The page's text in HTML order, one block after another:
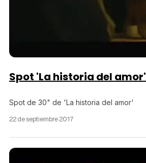
Spot 'La historia del amor'
Spot de 30" de 'La historia del amor'
22 de septiembre 2017